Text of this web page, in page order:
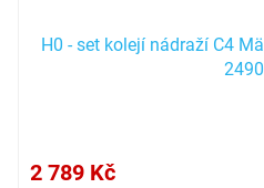
H0 - set kolejí nádraží C4
2 789 Kč